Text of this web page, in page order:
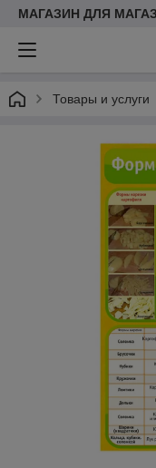
МАГАЗИН ДЛЯ
Товары и услуги